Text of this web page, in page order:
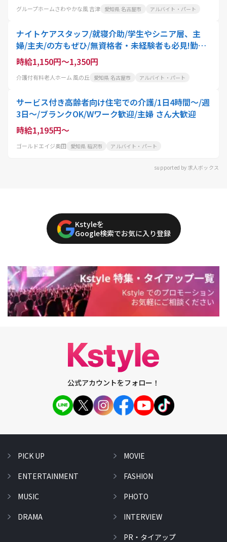
グループホームさわやかな風 吉津 愛知県 名古屋市 アルバイト・パート
ナイトケアスタッフ/就寝介助/学生やシニア層、主
婦/主夫/の方もぜひ/無資格者・未経験者も必見!勤務
は週3日～OK、16:00～21:00の間で応相談
時給1,150円～1,350円
介護付有料老人ホーム 風の丘 愛知県 名古屋市 アルバイト・パート
サービス付き高齢者向け住宅での介護/1日4時間～/週
3日～/ブランクOK/Wワーク歓迎/主婦 さん大歓迎
時給1,195円～
ゴールドエイジ奥田 愛知県 稲沢市 アルバイト・パート
supported by 求人ボックス
Kstyleを
Google検索でお気に入り登録
公式アカウントをフォロー！
PICK UP
ENTERTAINMENT
MUSIC
DRAMA
MOVIE
FASHION
PHOTO
INTERVIEW
PR・タイアップ